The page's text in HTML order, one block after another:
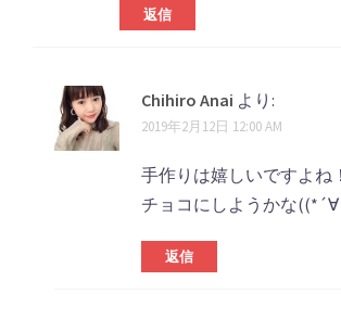
返信
Chihiro Anai より:
2019年2月12日 12:00 AM
手作りは嬉しいですよね！
チョコにしようかな
返信